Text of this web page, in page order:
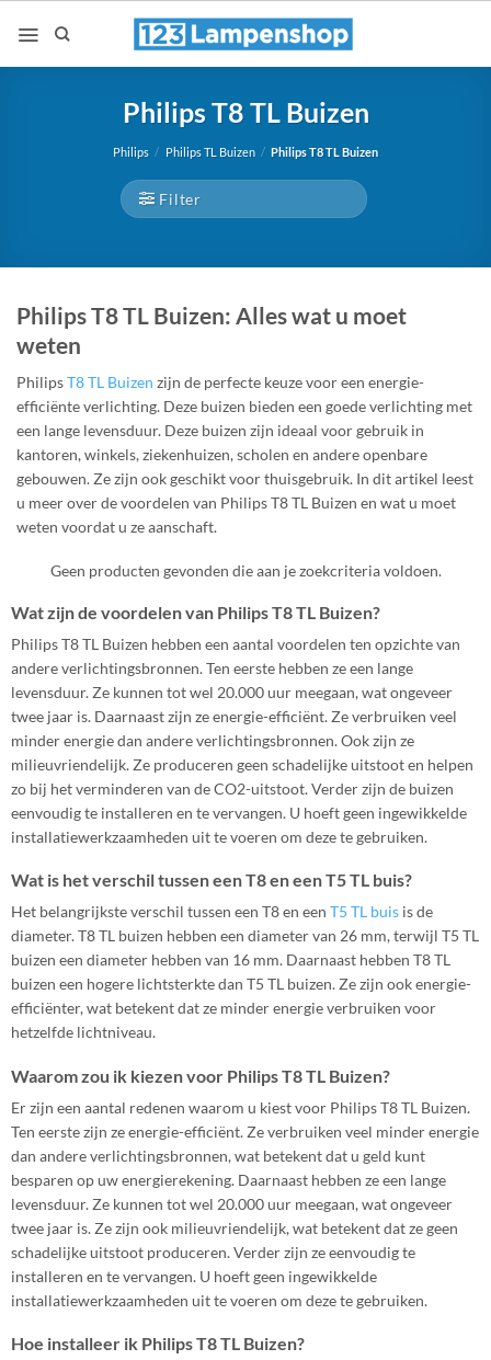
naar
Philips T8 TL Buizen
Philips / Philips TL Buizen / Philips T8 TL Buizen
Filter
Philips T8 TL Buizen: Alles wat u moet
weten
PhilipsT8 TL Buizen zijn de perfecte keuze voor een energie-
efficiënte verlichting. Deze buizen bieden een goede verlichting met
een lange levensduur. Deze buizen zijn ideaal voor gebruik in
kantoren, winkels, ziekenhuizen, scholen en andere openbare
gebouwen. Ze zijn ook geschikt voor thuisgebruik. In dit artikel leest
u meer over de voordelen van Philips T8 TL Buizen en wat u moet
weten voordat u ze aanschaft.
Geen producten gevonden die aan je zoekcriteria voldoen.
Wat zijn de voordelen van Philips T8 TL Buizen?
Philips T8 TL Buizen hebben een aantal voordelen ten opzichte van
andere verlichtingsbronnen. Ten eerste hebben ze een lange
levensduur. Ze kunnen tot wel 20.000 uur meegaan, wat ongeveer
twee jaar is. Daarnaast zijn ze energie-efficiënt. Ze verbruiken veel
minder energie dan andere verlichtingsbronnen. Ook zijn ze
milieuvriendelijk. Ze produceren geen schadelijke uitstoot en helpen
zo bij het verminderen van de CO2-uitstoot. Verder zijn de buizen
eenvoudig te installeren en te vervangen. U hoeft geen ingewikkelde
installatiewerkzaamheden uit te voeren om deze te gebruiken.
Wat is het verschil tussen een T8 en een T5 TL buis?
Het belangrijkste verschil tussen een T8 en een T5 TL buis is de
diameter. T8 TL buizen hebben een diameter van 26 mm, terwijl T5 TL
buizen een diameter hebben van 16 mm. Daarnaast hebben T8 TL
buizen een hogere lichtsterkte dan T5 TL buizen. Ze zijn ook energie-
efficiënter, wat betekent dat ze minder energie verbruiken voor
hetzelfde lichtniveau.
Waarom zou ik kiezen voor Philips T8 TL Buizen?
Er zijn een aantal redenen waarom u kiest voor Philips T8 TL Buizen.
Ten eerste zijn ze energie-efficiënt. Ze verbruiken veel minder energie
dan andere verlichtingsbronnen, wat betekent dat u geld kunt
besparen op uw energierekening. Daarnaast hebben ze een lange
levensduur. Ze kunnen tot wel 20.000 uur meegaan, wat ongeveer
twee jaar is. Ze zijn ook milieuvriendelijk, wat betekent dat ze geen
schadelijke uitstoot produceren. Verder zijn ze eenvoudig te
installeren en te vervangen. U hoeft geen ingewikkelde
installatiewerkzaamheden uit te voeren om deze te gebruiken.
Hoe installeer ik Philips T8 TL Buizen?